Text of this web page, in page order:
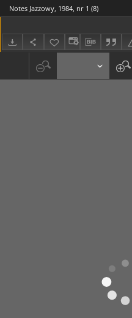
Notes Jazzowy, 1984, nr 1 (8)